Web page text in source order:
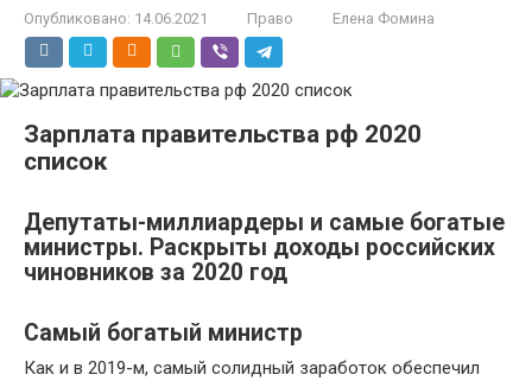
Опубликовано: 14.06.2021 Право Елена Фомина
Зарплата правительства рф 2020
список
Депутаты-миллиардеры и самые богатые
министры. Раскрыты доходы российских
чиновников за 2020 год
Самый богатый министр
Как и в 2019-м, самый солидный заработок обеспечил